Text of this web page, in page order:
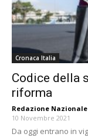
Cronaca Italia
Codice della
riforma
Redazione Nazionale
10 Novembre 2021
Da oggi entrano in